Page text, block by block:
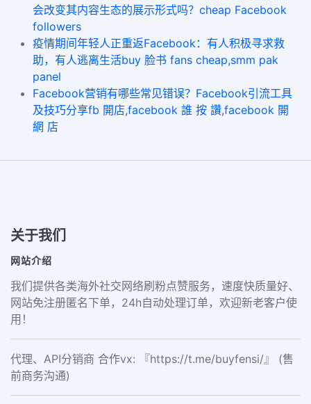
会改变其内容生态的展示形式吗？cheap Facebook
followers
疫情期间年轻人正重返Facebook：有人积极寻求救
助，有人逃离生活buy 脸书 fans cheap,smm pak
panel
Facebook营销有哪些常见错误？Facebook引流工具
及技巧分享fb 開店,facebook 誰 按 讚,facebook 開
網 店
关于我们
网站介绍
我们提供各类海外社交网络刷粉点赞服务，速度快质量好、
网站免注册匿名下单，24h自动处理订单，欢迎新老客户使
用！
代理、API分销商 合作vx: 『https://t.me/buyfensi/』 (售
前商务沟通)